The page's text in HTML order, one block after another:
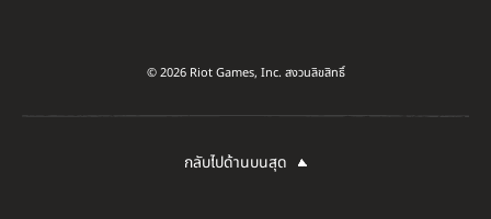
© 2026 Riot Games, Inc. สงวนลิขสิทธิ์
กลับไปด้านบนสุด